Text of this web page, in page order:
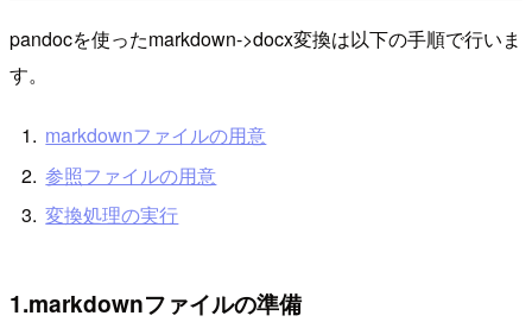
pandocを使ったmarkdown->docx変換は以下の手順で行いま
す。
markdownファイルの用意
参照ファイルの用意
変換処理の実行
1.markdownファイルの準備